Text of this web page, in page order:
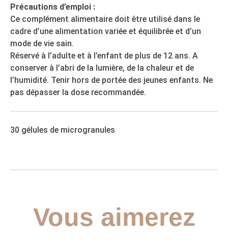
Précautions d’emploi :
Ce complément alimentaire doit être utilisé dans le
cadre d’une alimentation variée et équilibrée et d’un
mode de vie sain.
Réservé à l’adulte et à l’enfant de plus de 12 ans. A
conserver à l’abri de la lumière, de la chaleur et de
l’humidité. Tenir hors de portée des jeunes enfants. Ne
pas dépasser la dose recommandée.
30 gélules de microgranules
Vous aimerez